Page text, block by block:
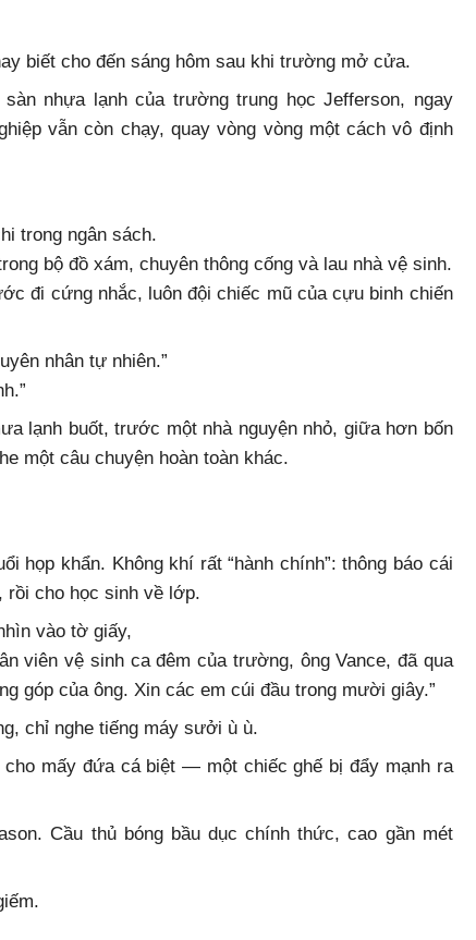
biết cho đến sáng hôm sau khi trường mở cửa.
nhựa lạnh của trường trung học Jefferson, ngay
vẫn còn chạy, quay vòng vòng một cách vô định
trong ngân sách.
bộ đồ xám, chuyên thông cống và lau nhà vệ sinh.
đi cứng nhắc, luôn đội chiếc mũ của cựu binh chiến
nhân tự nhiên.”
lạnh buốt, trước một nhà nguyện nhỏ, giữa hơn bốn
một câu chuyện hoàn toàn khác.
họp khẩn. Không khí rất “hành chính”: thông báo cái
rồi cho học sinh về lớp.
vào tờ giấy,
viên vệ sinh ca đêm của trường, ông Vance, đã qua
góp của ông. Xin các em cúi đầu trong mười giây.”
chỉ nghe tiếng máy sưởi ù ù.
mấy đứa cá biệt — một chiếc ghế bị đẩy mạnh ra
Cầu thủ bóng bầu dục chính thức, cao gần mét